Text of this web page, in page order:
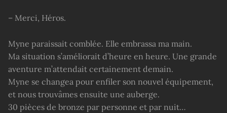
– Merci, Héros.
Myne paraissait comblée. Elle embrassa ma main.
Ma situation s’améliorait d’heure en heure. Une grande
aventure m’attendait certainement demain.
Myne se changea pour enfiler son nouvel équipement,
et nous trouvâmes ensuite une auberge.
30 pièces de bronze par personne et par nuit…